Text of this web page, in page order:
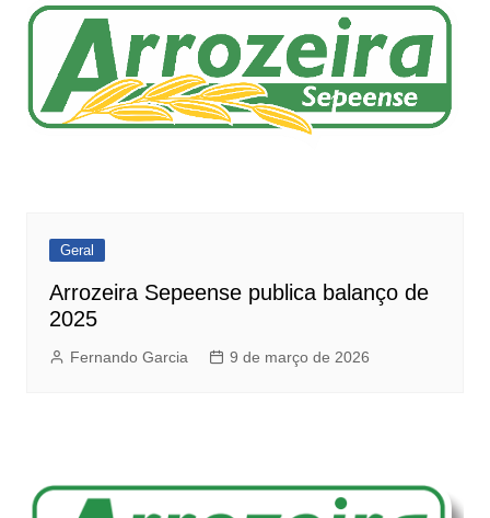
Geral
Arrozeira Sepeense publica balanço de
2025
Fernando Garcia 9 de março de 2026